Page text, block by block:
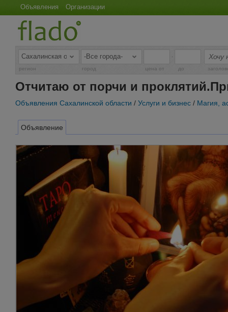
Объявления Организации
-
регион город цена от до
Отчитаю от порчи и
Объявления Сахалинской области / Услуги и бизнес / Магия,
Объявление